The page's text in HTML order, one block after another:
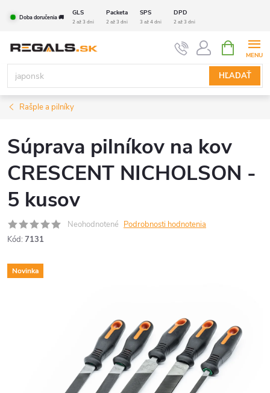
Doba doručenia 🚚
GLS Packeta SPS DPD
2 až 3 dni 2 až 3 dni 3 až 4 dni 2 až 3 dni
HĽADAŤ
KOŠÍK
Rašple a pilníky
Súprava pilníkov na kov
CRESCENT NICHOLSON -
5 kusov
Neohodnotené Podrobnosti hodnotenia
Kód: 7131
Novinka